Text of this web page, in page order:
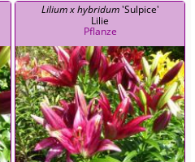
Lilium x hybridum'Sulpice'
Lilie
Pflanze